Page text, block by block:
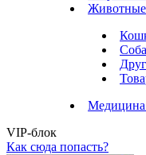
Животные
Медицина
VIP-блок
Как сюда попасть?